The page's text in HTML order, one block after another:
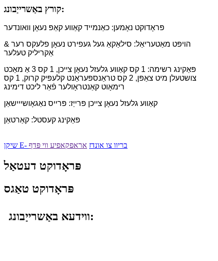
קורץ באַשרייַבונג:
פּראָדוקט נאָמען: כאַנמייד קאַווע קאַפּ נעאָן וואונדער
הויפּט מאַטעריאַל: סילאַקאַ געל געפירט נעאָן פלעקס רער &
אַקריליק טעלער
פּאַקינג רשימה: 1 קס קאַווע גלעזל נעאָן צייכן, 1 קס 3 אַ מאַכט
צושטעלן מיט צאַפּן, 2 קס טראַנספּעראַנט קלעפּיק קרוק, 1 קס
רימאָוט קאַנטראָולער פֿאַר ליכט דימינג
קאַווע גלעזל נעאָן צייכן פּרייַז: פּרייס נאַגאָושייישאַן
פּאַקינג קעסטל: קאַרטאַן
שיקן E- בריוו צו אונדז אראפקאפיע ווי פּדף
פּראָדוקט דעטאַל
פּראָדוקט טאַגס
ווידעא באַשרייַבונג: